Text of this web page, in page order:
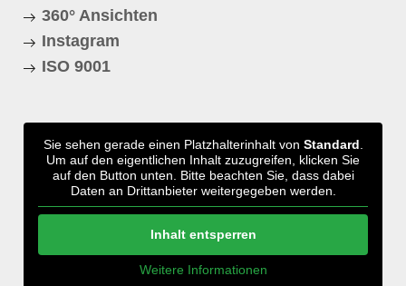
360° Ansichten
Instagram
ISO 9001
Sie sehen gerade einen Platzhalterinhalt von Standard
Um auf den eigentlichen Inhalt zuzugreifen, klicken Sie
auf den Button unten. Bitte beachten Sie, dass dabei
Daten an Drittanbieter weitergegeben werden.
Inhalt entsperren
Weitere Informationen